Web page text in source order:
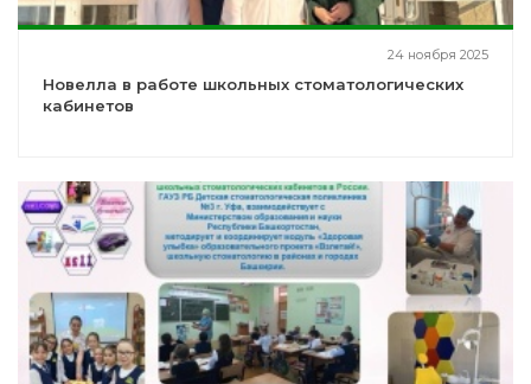
24 ноября 2025
Новелла в работе школьных стоматологических
кабинетов